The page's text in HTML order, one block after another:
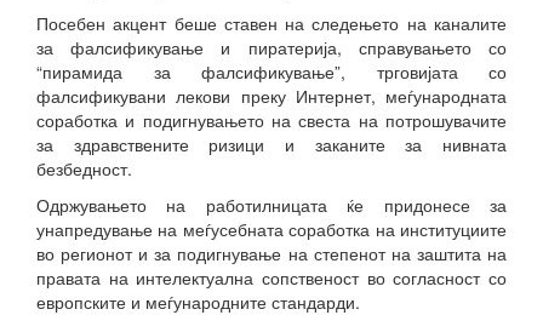
Посебен акцент беше ставен на следењето на каналите
за фалсификување и пиратерија, справувањето со
“пирамида за фалсификување”, трговијата со
фалсификувани лекови преку Интернет, меѓународната
соработка и подигнувањето на свеста на потрошувачите
за здравствените ризици и заканите за нивната
безбедност.
Одржувањето на работилницата ќе придонесе за
унапредување на меѓусебната соработка на институциите
во регионот и за подигнување на степенот на заштита на
правата на интелектуална сопственост во согласност со
европските и меѓународните стандарди.